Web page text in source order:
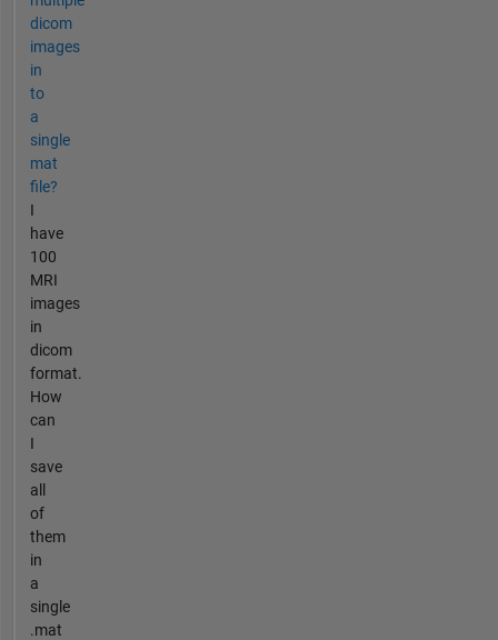
dicom
images
in
to
a
single
mat
file?
I
have
100
MRI
images
in
dicom
format.
How
can
I
save
all
of
them
in
a
single
.mat